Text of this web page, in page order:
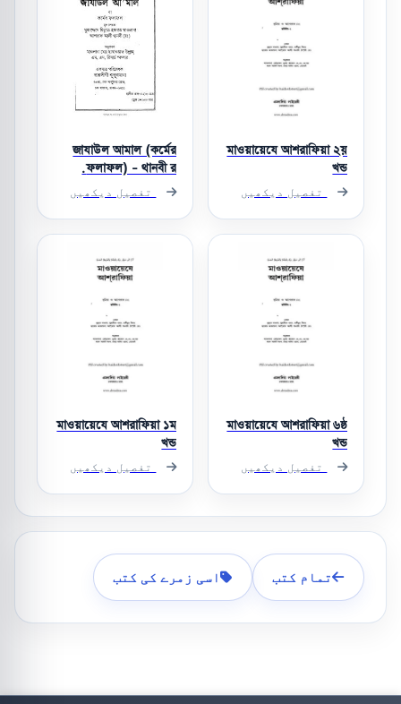
মাওয়ায়েযে আশরাফিয়া ২য়
খন্ড
تفصیل دیکھیں
জাযাউল আমাল (কর্মের
ফলাফল) - থানবী র.
تفصیل دیکھیں
মাওয়ায়েযে আশরাফিয়া ৬ষ্ঠ
খন্ড
تفصیل دیکھیں
মাওয়ায়েযে আশরাফিয়া ১ম
খন্ড
تفصیل دیکھیں
تمام کتب اسی زمرے کی کتب